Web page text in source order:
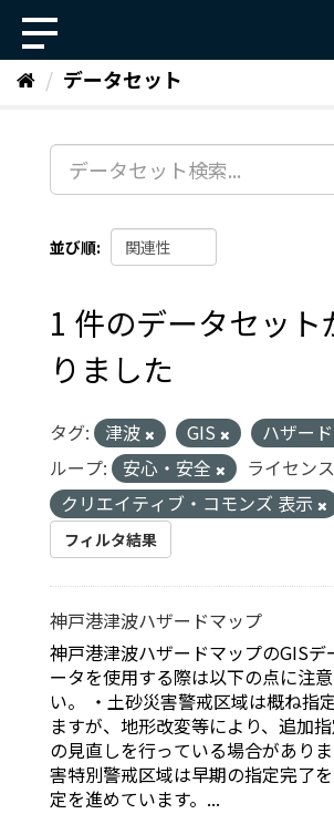
ッ
データセット
並び順
1 件のデータセット
りました
タグ: 津波 GIS ハザー
ループ:
安心・安全
ライセン
クリエイティブ・コモンズ 表示
フィルタ結果
神戸港津波ハザードマップ
神戸港津波ハザードマップのGISデ
ータを使用する際は以下の点に注
い。 ・土砂災害警戒区域は概ね指定を完了してい
ますが、地形改変等により、追加
の見直しを行っている場合があります。 ・
害特別警戒区域は早期の指定完了
定を進めています。...